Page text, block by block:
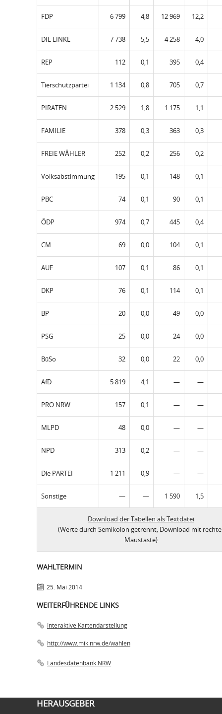
FDP 6 799 4,8 12 969 12,2
DIE LINKE 7 738 5,5 4 258 4,0
REP 112 0,1 395 0,4
Tierschutzpartei 1 134 0,8 705 0,7
PIRATEN 2 529 1,8 1 175 1,1
FAMILIE 378 0,3 363 0,3
FREIE WÄHLER 252 0,2 256 0,2
Volksabstimmung 195 0,1 148 0,1
PBC 74 0,1 90 0,1
ÖDP 974 0,7 445 0,4
CM 69 0,0 104 0,1
AUF 107 0,1 86 0,1
DKP 76 0,1 114 0,1
BP 20 0,0 49 0,0
PSG 25 0,0 24 0,0
BüSo 32 0,0 22 0,0
AfD 5 819 4,1 — —
PRO NRW 157 0,1 — —
MLPD 48 0,0 — —
NPD 313 0,2 — —
Die PARTEI 1 211 0,9 — —
Sonstige — — 1 590 1,5
Download der Tabellen als Textdatei
(Werte durch Semikolon getrennt; Download mit
Maustaste)
WAHLTERMIN
25. Mai 2014
WEITERFÜHRENDE LINKS
Interaktive Kartendarstellung
http://www.mik.nrw.de/wahlen
Landesdatenbank NRW
HERAUSGEBER